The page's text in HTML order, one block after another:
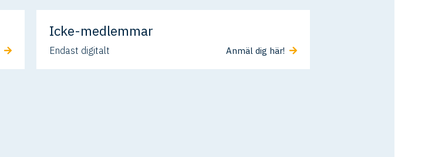
Icke-medlemmar
Endast digitalt Anmäl dig här!